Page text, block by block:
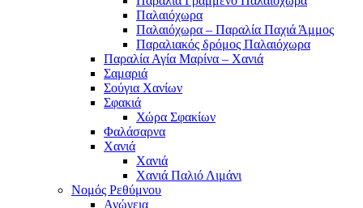
Παλαιόχωρα
Παλαιόχωρα – Παραλία Παχιά Άμμος
Παραλιακός δρόμος Παλαιόχωρα
Παραλία Αγία Μαρίνα – Χανιά
Σαμαριά
Σούγια Χανίων
Σφακιά
Χώρα Σφακίων
Φαλάσαρνα
Χανιά
Χανιά
Χανιά Παλιό Λιμάνι
Νομός Ρεθύμνου
Ανώγεια